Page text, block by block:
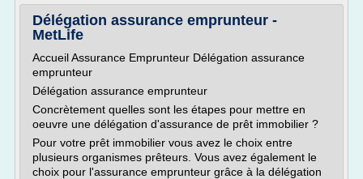
Délégation assurance emprunteur -
MetLife
Accueil Assurance Emprunteur Délégation assurance
emprunteur
Délégation assurance emprunteur
Concrètement quelles sont les étapes pour mettre en
oeuvre une délégation d'assurance de prêt immobilier ?
Pour votre prêt immobilier vous avez le choix entre
plusieurs organismes prêteurs. Vous avez également le
choix pour l'assurance emprunteur grâce à la délégation